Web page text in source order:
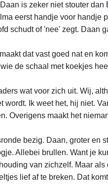
is zeker niet stouter dan
eerst handje voor handje
schudt of 'nee' zegt. Daan
dat vast goed nat en
de schaal met koekjes
wat voor zich uit. Wij,
Ik weet het, hij niet.
Overigens maakt het
bezig. Daan, groter en
Allebei brullen. Want je
van zichzelf. Maar
lief af te breken. Dat